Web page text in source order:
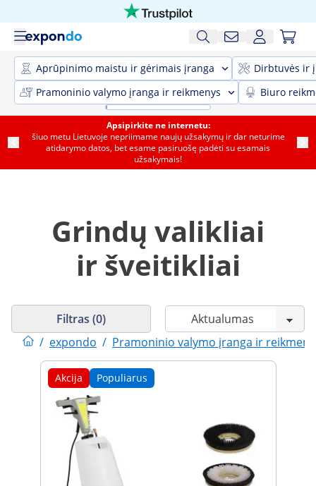
Aprūpinimo maistu ir gėrimais įranga
Dirbtuvės ir
Pramoninio valymo įranga ir reikmenys
Biuro
Apsipirkite ne internetu:
šiuo metu Lietuvoje nepriimame naujų užsakymų ir dar neturime
atidarymo datos, bet esame pasiruošę padėti su esamais
užsakymais!
Grindų valikliai
ir šveitikliai
/ expondo / Pramoninio valymo įranga ir
Filtras (0)
Akcija Populiarus